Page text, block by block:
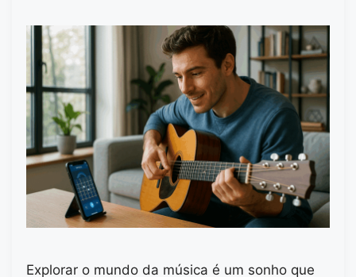
Explorar o mundo da música é um sonho que